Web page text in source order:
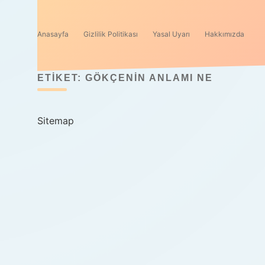
Anasayfa Gizlilik Politikası Yasal Uyarı Hakkımızda
ETIKET: GÖKÇENIN ANLAMI NE
Sitemap